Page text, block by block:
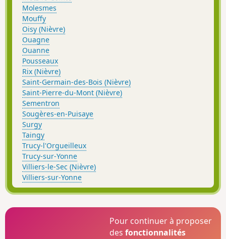
Molesmes
Mouffy
Oisy (Nièvre)
Ouagne
Ouanne
Pousseaux
Rix (Nièvre)
Saint-Germain-des-Bois (Nièvre)
Saint-Pierre-du-Mont (Nièvre)
Sementron
Sougères-en-Puisaye
Surgy
Taingy
Trucy-l'Orgueilleux
Trucy-sur-Yonne
Villiers-le-Sec (Nièvre)
Villiers-sur-Yonne
Pour continuer à proposer
desfonctionnalités